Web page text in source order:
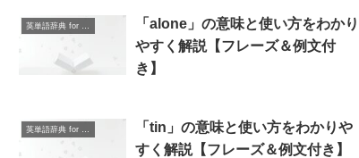
英単語辞典 for Beginners
「alone」の意味と使い方をわかり
やすく解説【フレーズ＆例文付
き】
「tin」の意味と使い方をわかりや
すく解説【フレーズ＆例文付き】